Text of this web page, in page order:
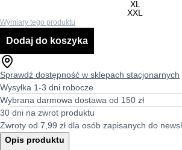
XL
XXL
Wymiary tego produktu
Dodaj do koszyka
Sprawdź dostępność w sklepach stacjonarnych
Wysyłka 1-3 dni robocze
Wybrana darmowa dostawa od 150 zł
30 dni na zwrot produktu
Zwroty od 7,99 zł dla osób zapisanych do
Opis produktu